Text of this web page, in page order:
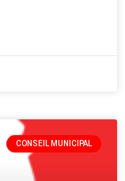
CONSEIL MUNICIPAL